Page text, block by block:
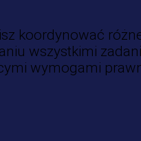
koordynować
wszystkimi
wymogami